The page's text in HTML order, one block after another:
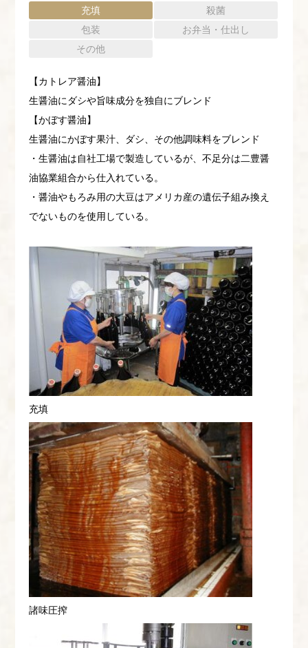
充填
殺菌
包装
お弁当・仕出し
その他
【カトレア醤油】
生醤油にダシや旨味成分を独自にブレンド
【かぼす醤油】
生醤油にかぼす果汁、ダシ、その他調味料をブレンド
・生醤油は自社工場で製造しているが、不足分は二豊醤
油協業組合から仕入れている。
・醤油やもろみ用の大豆はアメリカ産の遺伝子組み換え
でないものを使用している。
充填
諸味圧搾